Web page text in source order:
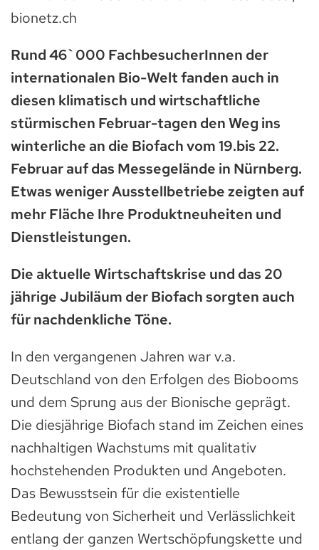
bionetz.ch
Rund 46`000 FachbesucherInnen der
internationalen Bio-Welt fanden auch in
diesen klimatisch und wirtschaftliche
stürmischen Februar-tagen den Weg ins
winterliche an die Biofach vom 19.bis 22.
Februar auf das Messegelände in Nürnberg.
Etwas weniger Ausstellbetriebe zeigten auf
mehr Fläche Ihre Produktneuheiten und
Dienstleistungen.
Die aktuelle Wirtschaftskrise und das 20
jährige Jubiläum der Biofach sorgten auch
für nachdenkliche Töne.
In den vergangenen Jahren war v.a.
Deutschland von den Erfolgen des Biobooms
und dem Sprung aus der Bionische geprägt.
Die diesjährige Biofach stand im Zeichen eines
nachhaltigen Wachstums mit qualitativ
hochstehenden Produkten und Angeboten.
Das Bewusstsein für die existentielle
Bedeutung von Sicherheit und Verlässlichkeit
entlang der ganzen Wertschöpfungskette und